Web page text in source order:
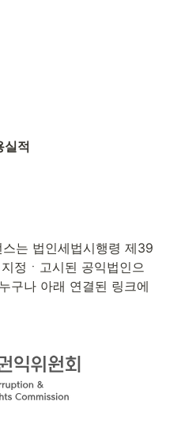
실적
정ㆍ고시된 공익법인으
구나 아래 연결된 링크에